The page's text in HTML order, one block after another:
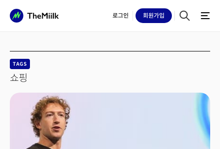
로그인 회원가입
TAGS
쇼핑